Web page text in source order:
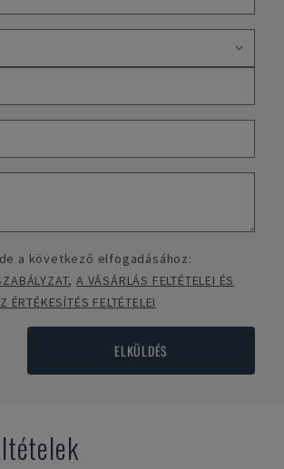
a következő elfogadásához:
,A VÁSÁRLÁS FELTÉTELEI ÉS
ÉRTÉKESÍTÉS FELTÉTELEI
ELKÜLDÉS